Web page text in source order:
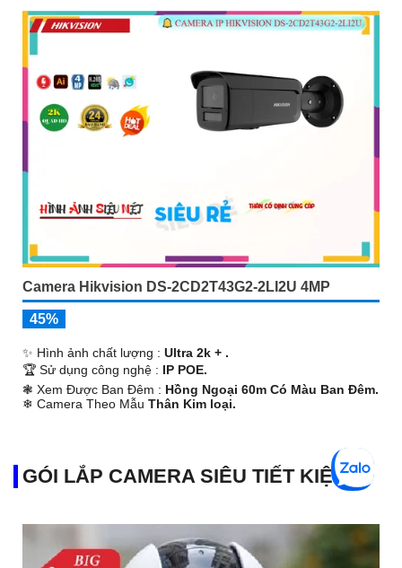
Camera Hikvision DS-2CD2T43G2-2LI2U 4MP
45%
✨ Hình ảnh chất lượng : Ultra 2k + .
🏆 Sử dụng công nghệ : IP POE.
❃ Xem Được Ban Đêm : Hồng Ngoại 60m Có Màu Ban Ðêm.
❄ Camera Theo Mẫu Thân Kim loại.
GÓI LẮP CAMERA SIÊU TIẾT KIỆM